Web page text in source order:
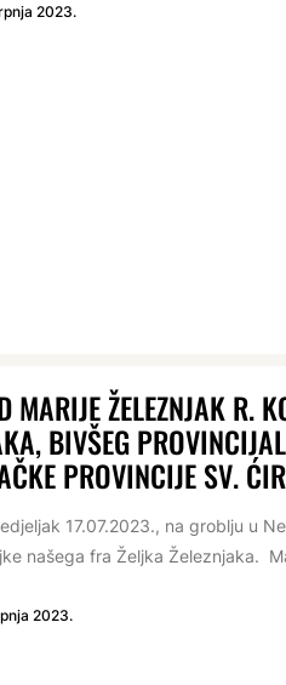
2023.
MARIJE ŽELEZNJAK R.
BIVŠEG
PROVINCIJE SV.
17.07.2023., na groblju u
našega fra Željka Železnjaka.
2023.